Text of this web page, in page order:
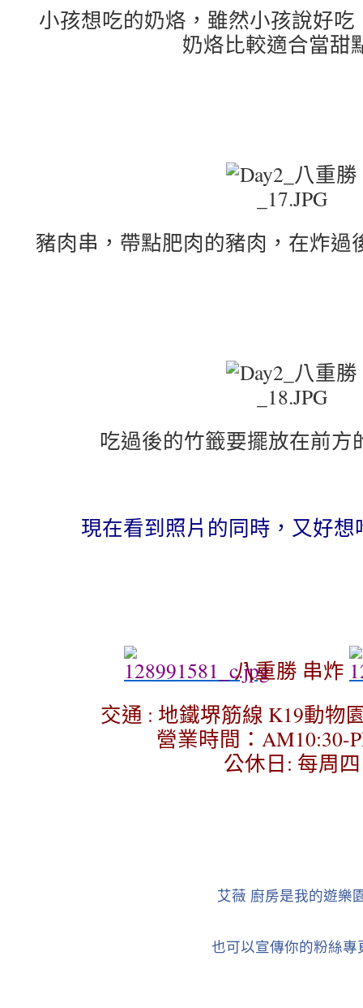
小孩想吃的奶烙，雖然小孩說好
奶烙比較適合當甜
豬肉串，帶點肥肉的豬肉，在炸過
吃過後的竹籤要擺放在前
現在看到照片的同時，又好
八重勝 串炸
交通 : 地鐵堺筋線 K19動物
營業時間：AM10:30-
公休日: 每周四
艾薇 廚房是我的遊樂
也可以宣傳你的粉絲專